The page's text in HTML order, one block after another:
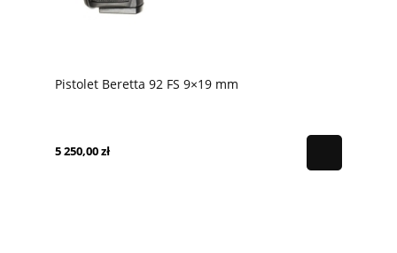
Pistolet Beretta 92 FS 9×19 mm
5 250,00 zł